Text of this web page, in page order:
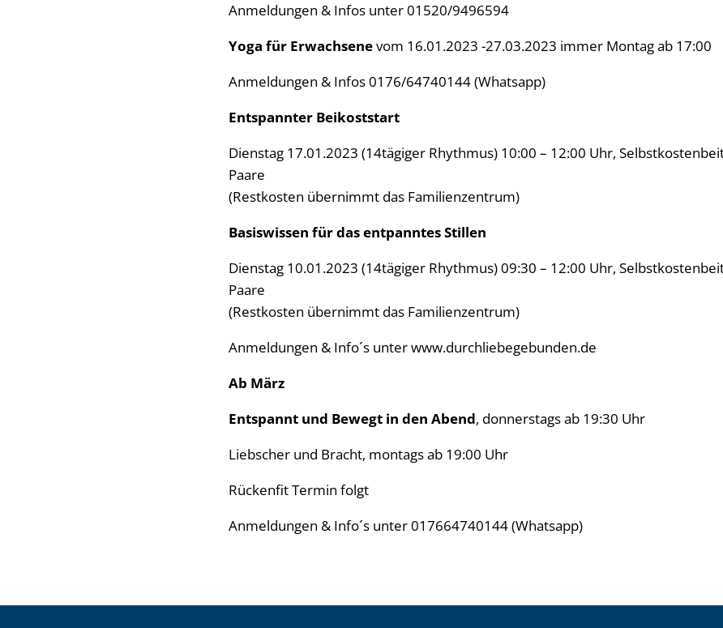
Anmeldungen & Infos unter 01520/9496594
Yoga für Erwachsenevom 16.01.2023 -27.03.2023 immer Montag ab 17:00
Anmeldungen & Infos 0176/64740144 (Whatsapp)
Entspannter Beikoststart
Dienstag 17.01.2023 (14tägiger Rhythmus) 10:00 – 12:00 Uhr,
Paare
(Restkosten übernimmt das Familienzentrum)
Basiswissen für das entpanntes Stillen
Dienstag 10.01.2023 (14tägiger Rhythmus) 09:30 – 12:00 Uhr,
Paare
(Restkosten übernimmt das Familienzentrum)
Anmeldungen & Info´s unter www.durchliebegebunden.de
Ab März
Entspannt und Bewegt in den Abend, donnerstags ab 19:30 Uhr
Liebscher und Bracht, montags ab 19:00 Uhr
Rückenfit Termin folgt
Anmeldungen & Info´s unter 017664740144 (Whatsapp)